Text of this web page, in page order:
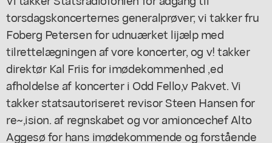
torsdagskoncerternes generalprøver; vi takker fru
Foberg Petersen for udnuærket lijælp med
tilrettelægningen af vore koncerter, og v! takker
direktør Kal Friis for imødekommenhed ,ed
afholdelse af koncerter i Odd Fello,v Pakvet. Vi
takker statsautoriseret revisor Steen Hansen for
re~,ision. af regnskabet og vor amioncechef Alto
Aggesø for hans imødekommende og forstående